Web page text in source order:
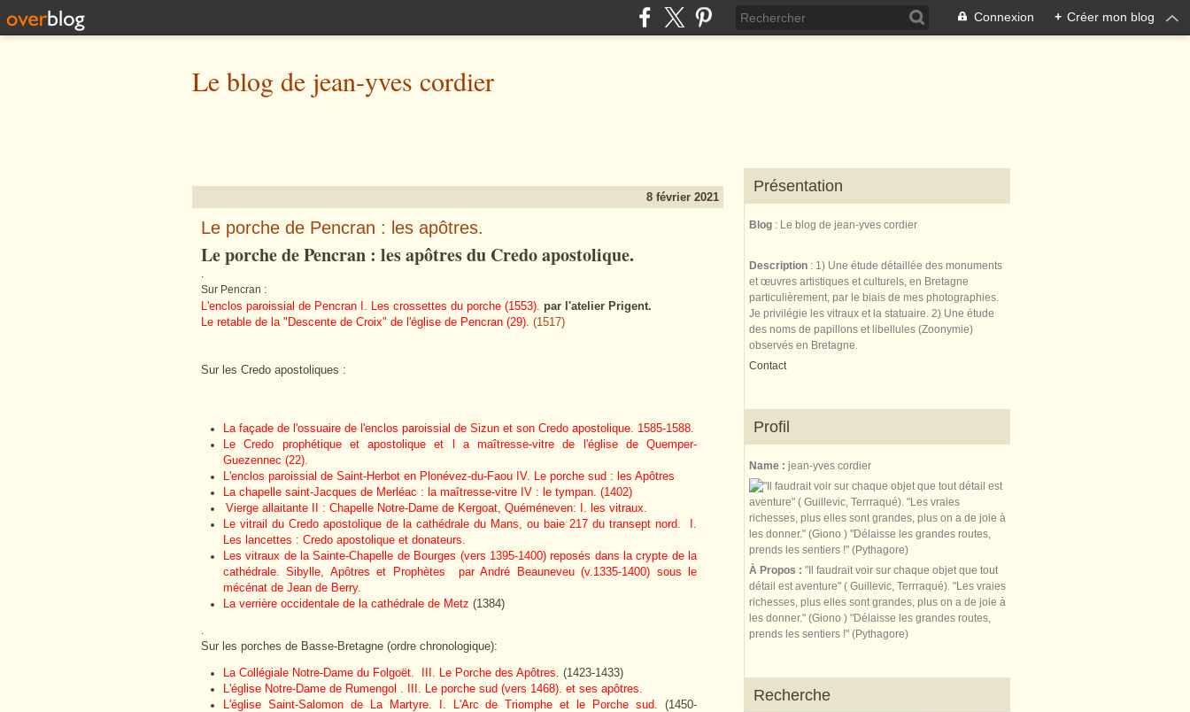
Connexion + Créer mon blog
Le blog de jean-yves cordier
8 février 2021
Le porche de Pencran : les apôtres.
Le porche de Pencran : les apôtres du Credo apostolique.
.
Sur Pencran :
L'enclos paroissial de Pencran I. Les crossettes du porche (1553). par l'atelier Prigent.
Le retable de la "Descente de Croix" de l'église de Pencran (29). (1517)
Sur les Credo apostoliques :
La façade de l'ossuaire de l'enclos paroissial de Sizun et son Credo apostolique. 1585-1588.
Le Credo prophétique et apostolique et l a maîtresse-vitre de l'église de Quemper-
Guezennec (22).
L'enclos paroissial de Saint-Herbot en Plonévez-du-Faou IV. Le porche sud : les Apôtres
La chapelle saint-Jacques de Merléac : la maîtresse-vitre IV : le tympan. (1402)
Vierge allaitante II : Chapelle Notre-Dame de Kergoat, Quéméneven: I. les vitraux.
Le vitrail du Credo apostolique de la cathédrale du Mans, ou baie 217 du transept nord. I.
Les lancettes : Credo apostolique et donateurs.
Les vitraux de la Sainte-Chapelle de Bourges (vers 1395-1400) reposés dans la crypte de la
cathédrale. Sibylle, Apôtres et Prophètes par André Beauneveu (v.1335-1400) sous le
mécénat de Jean de Berry.
La verrière occidentale de la cathédrale de Metz (1384)
.
Sur les porches de Basse-Bretagne (ordre chronologique):
La Collégiale Notre-Dame du Folgoët. III. Le Porche des Apôtres. (1423-1433)
L'église Notre-Dame de Rumengol . III. Le porche sud (vers 1468). et ses apôtres.
L'église Saint-Salomon de La Martyre. I. L'Arc de Triomphe et le Porche sud.
(1450-
Présentation
Blog : Le blog de jean-yves cordier
Description : 1) Une étude détaillée des monuments
et œuvres artistiques et culturels, en Bretagne
particulièrement, par le biais de mes photographies.
Je privilégie les vitraux et la statuaire. 2) Une étude
des noms de papillons et libellules (Zoonymie)
observés en Bretagne.
Contact
Profil
Name : jean-yves cordier
À Propos : "Il faudrait voir sur chaque objet que tout
détail est aventure" ( Guillevic, Terrraqué). "Les vraies
richesses, plus elles sont grandes, plus on a de joie à
les donner." (Giono ) "Délaisse les grandes routes,
prends les sentiers !" (Pythagore)
Recherche